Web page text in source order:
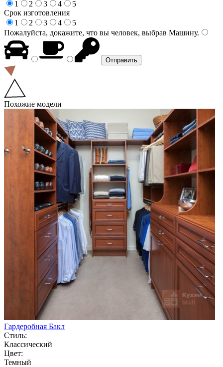
1
2 3 4
5
Срок изготовления
1
2 3 4
5
Пожалуйста, докажите, что вы человек, выбрав Машину.
Похожие модели
Гардеробная Бакл
Стиль:
Классический
Цвет:
Темный